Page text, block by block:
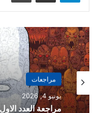
مراجعات
يونيو 4, 2026
مراجعات
نوفمبر 22, 2025